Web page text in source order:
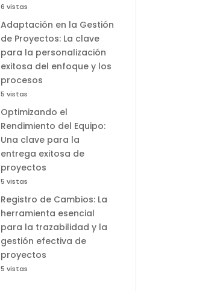
6 vistas
Adaptación en la Gestión
de Proyectos: La clave
para la personalización
exitosa del enfoque y los
procesos
5 vistas
Optimizando el
Rendimiento del Equipo:
Una clave para la
entrega exitosa de
proyectos
5 vistas
Registro de Cambios: La
herramienta esencial
para la trazabilidad y la
gestión efectiva de
proyectos
5 vistas